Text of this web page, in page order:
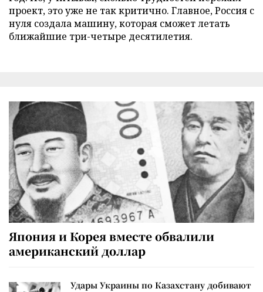
проект, это уже не так критично. Главное, Россия с
нуля создала машину, которая сможет летать
ближайшие три-четыре десятилетия.
Япония и Корея вместе обвалили
американский доллар
Удары Украины по Казахстану добивают